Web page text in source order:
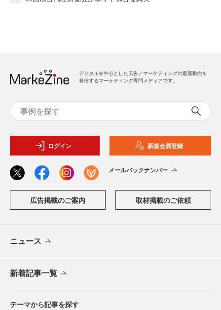
デジタルを中心とした広告／マーケティングの最新動向を
発信するマーケティング専門メディアです。
ログイン 新規会員登録
メールバックナンバー
広告掲載のご案内 取材掲載のご依頼
ニュース
新着記事一覧
テーマから記事を探す